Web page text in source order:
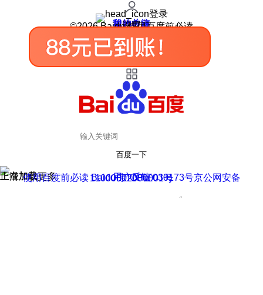
登录
我的关注
我的收藏
皮肤中心
用户反馈
设置
©2026 Baidu 使用百度前必读
百度一下
正在加载
上滑加载更多 用户反馈
使用百度前必读 Baidu 京ICP证030173号
京公网安备11000002000001号